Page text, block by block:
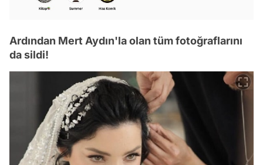
Ardından Mert Aydın'la olan tüm fotoğraflarını
da sildi!